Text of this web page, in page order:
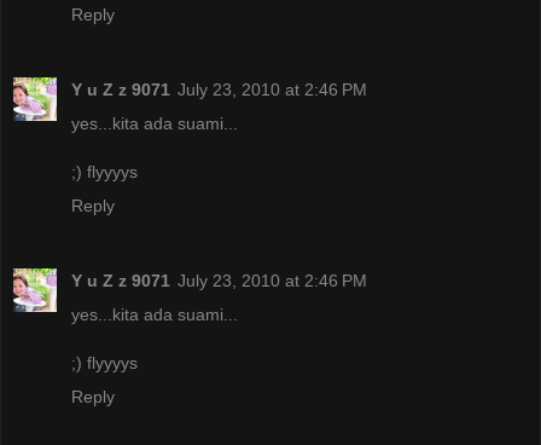
Reply
Y u Z z 9071 July 23, 2010 at 2:46 PM
yes...kita ada suami...
;) flyyyys
Reply
Y u Z z 9071 July 23, 2010 at 2:46 PM
yes...kita ada suami...
;) flyyyys
Reply